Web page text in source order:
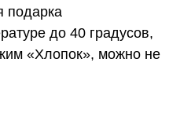
подарка
до 40 градусов,
«Хлопок», можно не